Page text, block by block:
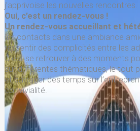
j’apprivoise les nouvelles rencontres.
Oui, c’est un rendez-vous !
Un rendez-vous accueillant et
les contacts dans une ambiance
ressentir des complicités entre les
C’est se retrouver à des moments
sur différentes thématiques, le tout
et partager des temps sur
convivialité.